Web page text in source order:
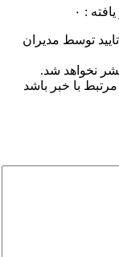
: ۰
توسط مدیران
نخواهد شد.
با خبر باشد